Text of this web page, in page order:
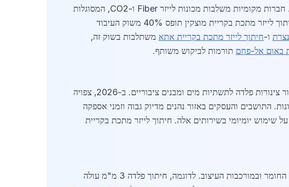
חיתוך מדויק עד 0.1 מ"מ, מה שהופך אותה לבחירה מועדפת על פני חיתוך מכני מסורתי. חברות מקומיות משלבות מכונות לייזר Fiber ו-CO2, המסוגלות
לחתוך פלדה עד 25 מ"מ עובי. הביקוש מגיע מתעשיות כמו בנייה, רכב וריהוט, כאשר חיתוך לייזר מתכת בקריית מוצקין תופס 40% משוק העיבוד
ו-חיתוך לייזר מתכת בקריית אתא משתלבות בשוק זה,
באום אל-פחם תורמות לביקוש משותף.
הביקוש לחיתוך לייזר מתכת בקריית מוצקין נובע מפרויקטים תעשייתיים גדולים, כולל ייצור צינורות פלדה לתשתיות מים ומבנים ציבוריים. ב-2026, צפויה
מכונות. התושבים והעסקים באזור נהנים מדיוק גבוה וזמני אספקה
ברזל צפוניים מדווחות על שימוש יומיומי בשירותים אלה. חיתוך לייזר מתכת בקריית
מחירי חיתוך לייזר מתכת בקריית מוצקין נעים בין 80 ל-250 ש"ח למטר רץ, תלוי בעובי החומר ובמורכבות העיצוב. לדוגמה, חיתוך פלדה 3 מ"מ עולה